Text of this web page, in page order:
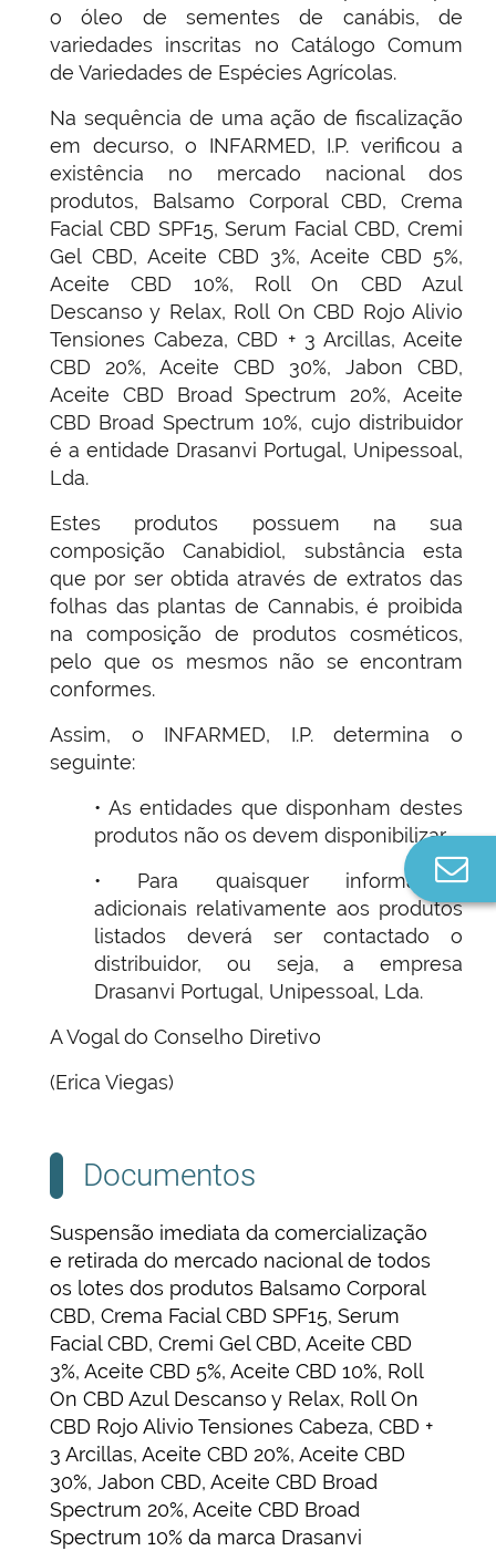
o óleo de sementes de canábis, de
variedades inscritas no Catálogo Comum
de Variedades de Espécies Agrícolas.
Na sequência de uma ação de fiscalização
em decurso, o INFARMED, I.P. verificou a
existência no mercado nacional dos
produtos, Balsamo Corporal CBD, Crema
Facial CBD SPF15, Serum Facial CBD, Cremi
Gel CBD, Aceite CBD 3%, Aceite CBD 5%,
Aceite CBD 10%, Roll On CBD Azul
Descanso y Relax, Roll On CBD Rojo Alivio
Tensiones Cabeza, CBD + 3 Arcillas, Aceite
CBD 20%, Aceite CBD 30%, Jabon CBD,
Aceite CBD Broad Spectrum 20%, Aceite
CBD Broad Spectrum 10%, cujo distribuidor
é a entidade Drasanvi Portugal, Unipessoal,
Lda.
Estes produtos possuem na sua
composição Canabidiol, substância esta
que por ser obtida através de extratos das
folhas das plantas de Cannabis, é proibida
na composição de produtos cosméticos,
pelo que os mesmos não se encontram
conformes.
Assim, o INFARMED, I.P. determina o
seguinte:
• As entidades que disponham destes
produtos não os devem disponibilizar.
• Para quaisquer informações
adicionais relativamente aos produtos
listados deverá ser contactado o
distribuidor, ou seja, a empresa
Drasanvi Portugal, Unipessoal, Lda.
A Vogal do Conselho Diretivo
(Erica Viegas)
Documentos
Suspensão imediata da comercialização
e retirada do mercado nacional de todos
os lotes dos produtos Balsamo Corporal
CBD, Crema Facial CBD SPF15, Serum
Facial CBD, Cremi Gel CBD, Aceite CBD
3%, Aceite CBD 5%, Aceite CBD 10%, Roll
On CBD Azul Descanso y Relax, Roll On
CBD Rojo Alivio Tensiones Cabeza, CBD +
3 Arcillas, Aceite CBD 20%, Aceite CBD
30%, Jabon CBD, Aceite CBD Broad
Spectrum 20%, Aceite CBD Broad
Spectrum 10% da marca Drasanvi